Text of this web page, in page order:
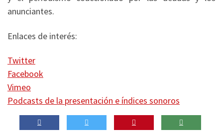
anunciantes.
Enlaces de interés:
Twitter
Facebook
Vimeo
Podcasts de la presentación e índices sonoros